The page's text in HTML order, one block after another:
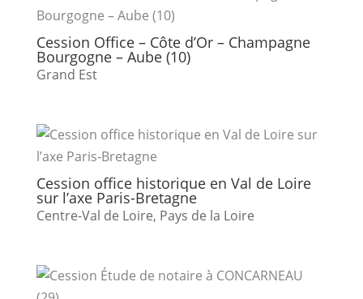
Cession Office – Côte d’Or – Champagne
Bourgogne – Aube (10)
Grand Est
Cession office historique en Val de Loire
sur l’axe Paris-Bretagne
Centre-Val de Loire, Pays de la Loire